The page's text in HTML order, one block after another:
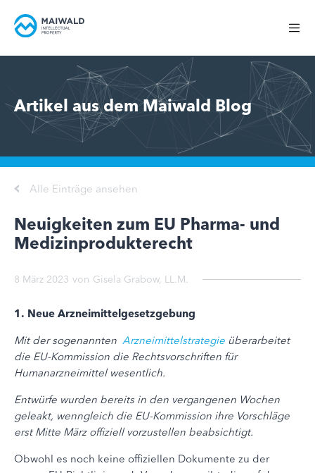
Artikel aus dem Maiwald Blog
Alle Einträge ansehen
Neuigkeiten zum EU Pharma- und
Medizinprodukterecht
8 März 2023 von Gisela Grabow, LL.M.
1. Neue Arzneimittelgesetzgebung
Mit der sogenannten Arzneimittelstrategie überarbeitet
die EU-Kommission die Rechtsvorschriften für
Humanarzneimittel wesentlich.
Entwürfe wurden bereits in den vergangenen Wochen
geleakt, wenngleich die EU-Kommission ihre Vorschläge
erst Mitte März offiziell vorzustellen beabsichtigt.
Obwohl es noch keine offiziellen Dokumente zu der